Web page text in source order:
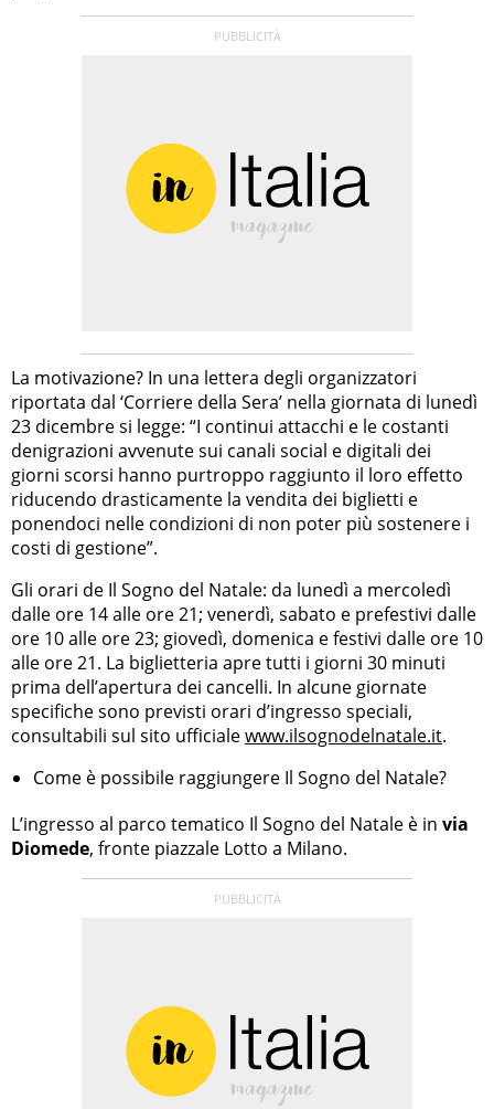
La motivazione? In una lettera degli organizzatori
riportata dal ‘Corriere della Sera’ nella giornata di lunedì
23 dicembre si legge: “I continui attacchi e le costanti
denigrazioni avvenute sui canali social e digitali dei
giorni scorsi hanno purtroppo raggiunto il loro effetto
riducendo drasticamente la vendita dei biglietti e
ponendoci nelle condizioni di non poter più sostenere i
costi di gestione”.
Gli orari de Il Sogno del Natale: da lunedì a mercoledì
dalle ore 14 alle ore 21; venerdì, sabato e prefestivi dalle
ore 10 alle ore 23; giovedì, domenica e festivi dalle ore 10
alle ore 21. La biglietteria apre tutti i giorni 30 minuti
prima dell’apertura dei cancelli. In alcune giornate
specifiche sono previsti orari d’ingresso speciali,
consultabili sul sito ufficialewww.ilsognodelnatale.it.
Come è possibile raggiungere Il Sogno del Natale?
L’ingresso al parco tematico Il Sogno del Natale è in via
Diomede, fronte piazzale Lotto a Milano.